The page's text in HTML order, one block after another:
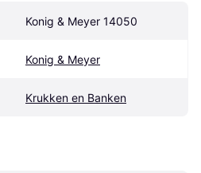
Konig & Meyer 14050
Konig & Meyer
Krukken en Banken